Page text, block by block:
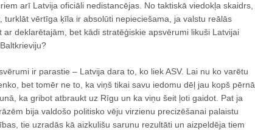
arī Latvija oficiāli nedistancējas. No taktiskā viedokļa skaidrs,
turklāt vērtīga ķīla ir absolūti nepieciešama, ja valstu reālās
ar deklarētajām, bet kādi stratēģiskie apsvērumi likuši Latvijai
ir parastie – Latvija dara to, ko liek ASV. Lai nu ko varētu
bet tomēr ne to, ka viņš tikai savu iedomu dēļ jau kopš pērnā
ka gribot atbraukt uz Rīgu un ka viņu šeit ļoti gaidot. Pat ja
bija valdošo politisko vēju virzienu precizēšanai palaistu
tie uzradās kā aizkulišu sarunu rezultāti un aizpeldēja tiem